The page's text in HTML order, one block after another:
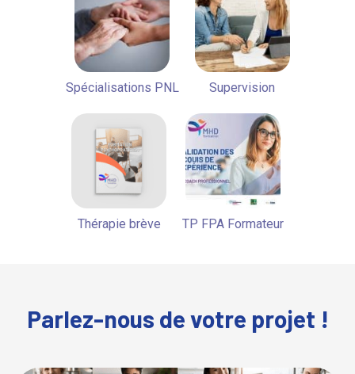
Spécialisations PNL Supervision
Thérapie brève TP FPA Formateur
Parlez-nous de votre projet !